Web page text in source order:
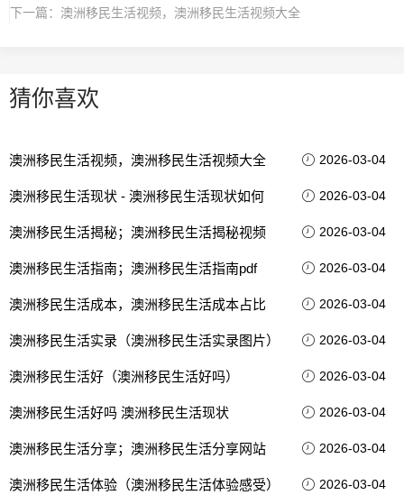
下一篇： 澳洲移民生活视频，澳洲移民生活视频大全
猜你喜欢
澳洲移民生活视频，澳洲移民生活视频大全 2026-03-04
澳洲移民生活现状 - 澳洲移民生活现状如何 2026-03-04
澳洲移民生活揭秘；澳洲移民生活揭秘视频 2026-03-04
澳洲移民生活指南；澳洲移民生活指南pdf 2026-03-04
澳洲移民生活成本，澳洲移民生活成本占比 2026-03-04
澳洲移民生活实录（澳洲移民生活实录图片） 2026-03-04
澳洲移民生活好（澳洲移民生活好吗） 2026-03-04
澳洲移民生活好吗 澳洲移民生活现状 2026-03-04
澳洲移民生活分享；澳洲移民生活分享网站 2026-03-04
澳洲移民生活体验（澳洲移民生活体验感受） 2026-03-04